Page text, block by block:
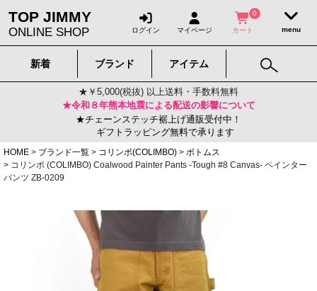
TOP JIMMY
ONLINE SHOP ログイン マイページ
0
カート
新着 ブランド アイテム
★￥5,000(税抜) 以上送料・手数料無料
★令和８年熊本地震による配送の影響について
★チェーンステッチ裾上げ通販受付中！
ギフトラッピング無料で承ります
HOME
ブランド一覧 コリンボ(COLIMBO)
ボトムス
コリンボ (COLIMBO) Coalwood Painter Pants -Tough #8 Canvas- ペインター
パンツ ZB-0209